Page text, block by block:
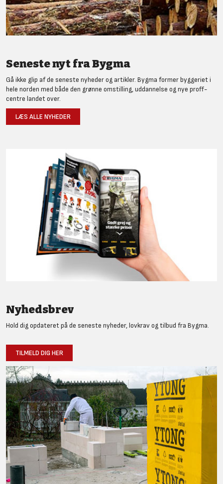
Seneste nyt fra Bygma
Gå ikke glip af de seneste nyheder og artikler. Bygma former byggeriet i
hele norden med både den grønne omstilling, uddannelse og nye proff-
centre landet over.
LÆS ALLE NYHEDER
Nyhedsbrev
Hold dig opdateret på de seneste nyheder, lovkrav og tilbud fra Bygma.
TILMELD DIG HER